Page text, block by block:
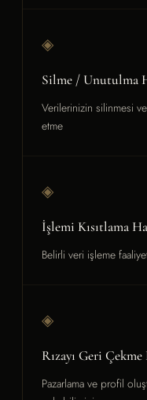
◈
Silme / Unutulma
Verilerinizin silinmesi
etme
◈
İşlemi Kısıtlama
Belirli veri işleme
◈
Rızayı Geri Çekme
Pazarlama ve profil